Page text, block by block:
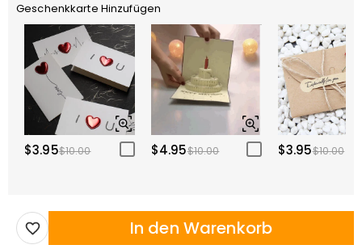
Geschenkkarte Hinzufügen
$3.95$10.00 $4.95$10.00 $3.95$10.00
In den Warenkorb